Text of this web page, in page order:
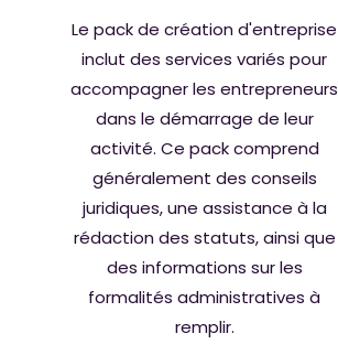
Le pack de création d'entreprise
inclut des services variés pour
accompagner les entrepreneurs
dans le démarrage de leur
activité. Ce pack comprend
généralement des conseils
juridiques, une assistance à la
rédaction des statuts, ainsi que
des informations sur les
formalités administratives à
remplir.